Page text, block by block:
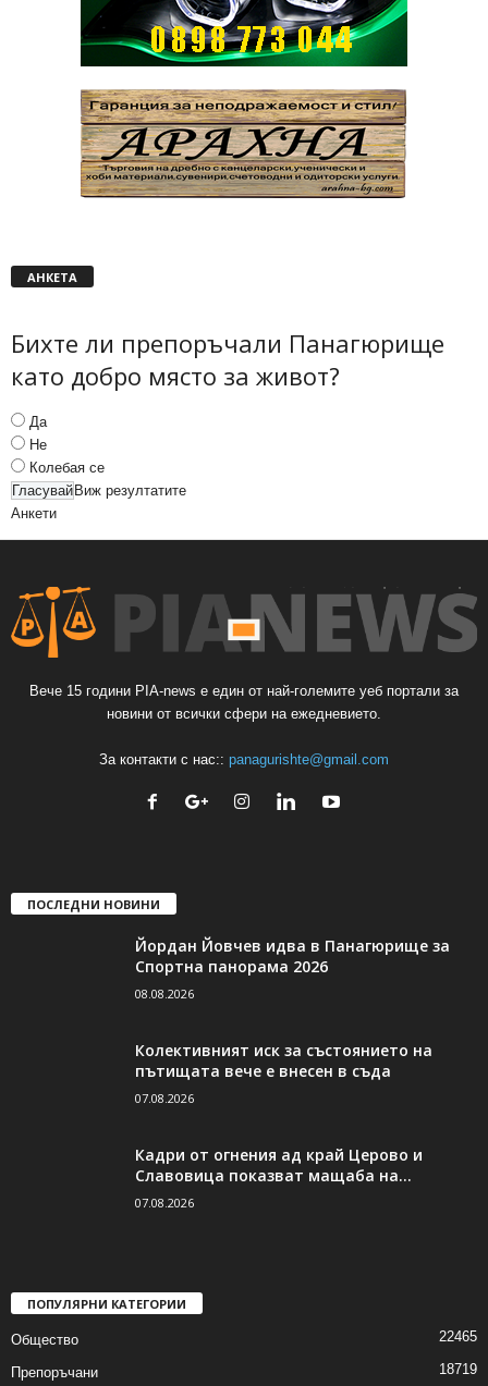
АНКЕТА
Бихте ли препоръчали Панагюрище
като добро място за живот?
Да
Не
Колебая се
Виж резултатите
Анкети
Вече 15 години PIA-news е един от най-големите уеб портали за
новини от всички сфери на ежедневието.
За контакти с нас:: panagurishte@gmail.com
ПОСЛЕДНИ НОВИНИ
Йордан Йовчев идва в Панагюрище за
Спортна панорама 2026
08.08.2026
Колективният иск за състоянието на
пътищата вече е внесен в съда
07.08.2026
Кадри от огнения ад край Церово и
Славовица показват мащаба на...
07.08.2026
ПОПУЛЯРНИ КАТЕГОРИИ
Общество 22465
Препоръчани 18719